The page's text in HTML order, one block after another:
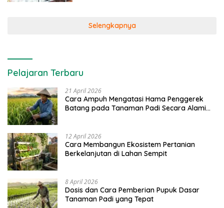
Selengkapnya
Pelajaran Terbaru
21 April 2026
Cara Ampuh Mengatasi Hama Penggerek
Batang pada Tanaman Padi Secara Alami
12 April 2026
Cara Membangun Ekosistem Pertanian
Berkelanjutan di Lahan Sempit
8 April 2026
Dosis dan Cara Pemberian Pupuk Dasar
Tanaman Padi yang Tepat